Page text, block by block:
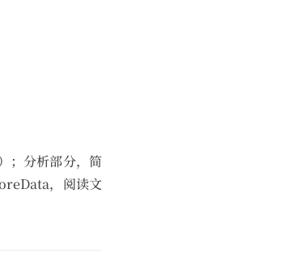
；分析部分，简
，阅读文